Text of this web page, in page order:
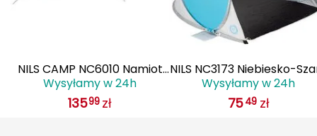
HAGLÖFS
NILS CAMP NC6010 Namiot
Kempingowy Hiker Camp
Wysyłamy w 24h
13599 zł
NILS NC3173 Niebiesko-
Namiot Plażowy
Samorozkładający
Wysyłamy w 24h
7549 zł